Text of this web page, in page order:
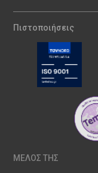
Πιστοποιήσεις
ΜΕΛΟΣ ΤΗΣ